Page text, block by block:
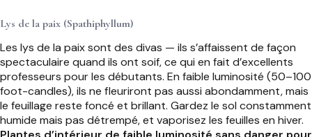
Lys de la paix (Spathiphyllum)
Les lys de la paix sont des divas — ils s’affaissent de façon
spectaculaire quand ils ont soif, ce qui en fait d’excellents
professeurs pour les débutants. En faible luminosité (50–100
foot-candles), ils ne fleuriront pas aussi abondamment, mais
le feuillage reste foncé et brillant. Gardez le sol constamment
humide mais pas détrempé, et vaporisez les feuilles en hiver.